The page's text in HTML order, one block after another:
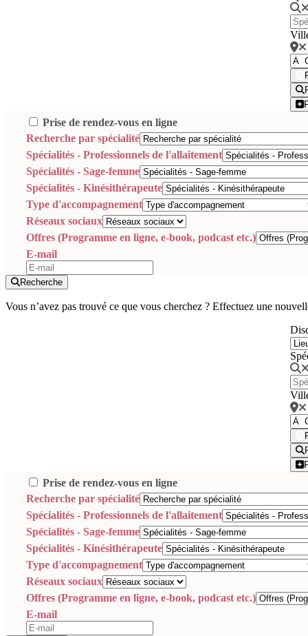
Prise de rendez-vous en ligne
Recherche par spécialité
Spécialités - Professionnels de l'allaitement
Spécialités - Sage-femme
Spécialités - Kinésithérapeute
Type d'accompagnement
Réseaux sociaux
Offres (Programme en ligne, e-book, podcast etc.)
E-mail
Recherche
Vous n’avez pas trouvé ce que vous cherchez ? Effectuez une
Prise de rendez-vous en ligne
Recherche par spécialité
Spécialités - Professionnels de l'allaitement
Spécialités - Sage-femme
Spécialités - Kinésithérapeute
Type d'accompagnement
Réseaux sociaux
Offres (Programme en ligne, e-book, podcast etc.)
E-mail